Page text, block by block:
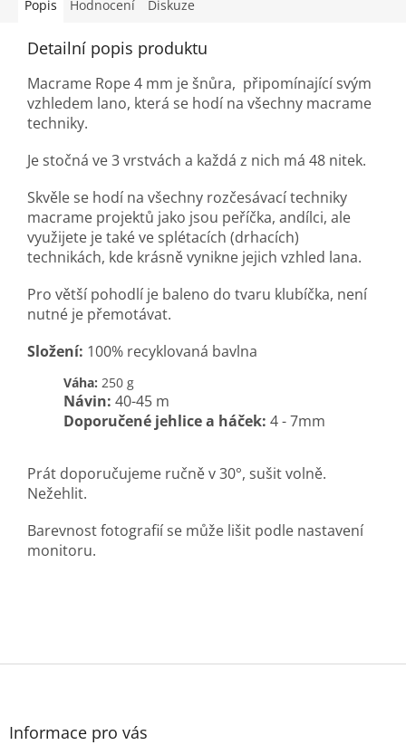
Popis Hodnocení Diskuze
Detailní popis produktu
Macrame Rope 4 mm je šnůra, připomínající svým
vzhledem lano, která se hodí na všechny macrame
techniky.
Je stočná ve 3 vrstvách a každá z nich má 48 nitek.
Skvěle se hodí na všechny rozčesávací techniky
macrame projektů jako jsou peříčka, andílci, ale
využijete je také ve splétacích (drhacích)
technikách, kde krásně vynikne jejich vzhled lana.
Pro větší pohodlí je baleno do tvaru klubíčka, není
nutné je přemotávat.
Složení: 100% recyklovaná bavlna
Váha: 250 g
Návin: 40-45 m
Doporučené jehlice a háček: 4 - 7mm
Prát doporučujeme ručně v 30°, sušit volně.
Nežehlit.
Barevnost fotografií se může lišit podle nastavení
monitoru.
Z
Informace pro vás